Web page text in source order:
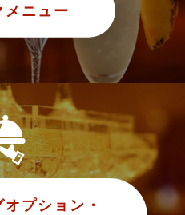
メニュー
プション・